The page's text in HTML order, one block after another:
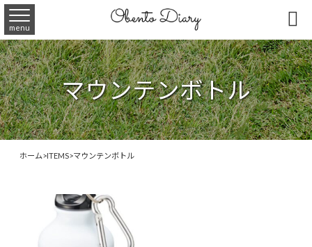
menu 
マウンテンボトル
ホーム>ITEMS>マウンテンボトル